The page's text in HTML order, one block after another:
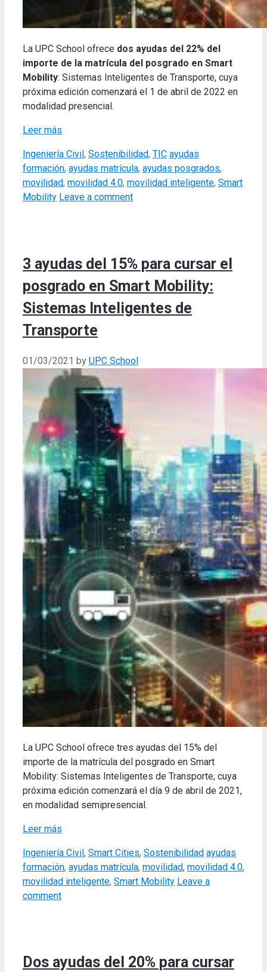
La UPC School ofrece dos ayudas del 22% del
importe de la matrícula del posgrado en Smart
Mobility: Sistemas Inteligentes de Transporte, cuya
próxima edición comenzará el 1 de abril de 2022 en
modalidad presencial.
Leer más
Categories
Ingeniería Civil , Sostenibilidad, TIC Tags
ayudas
formación, ayudas matrícula, ayudas posgrados,
movilidad, movilidad 4.0, movilidad inteligente, Smart
Mobility Leave a comment
3 ayudas del 15% para cursar el
posgrado en Smart Mobility:
Sistemas Inteligentes de
Transporte
01/03/2021 by UPC School
La UPC School ofrece tres ayudas del 15% del
importe de la matrícula del posgrado en Smart
Mobility: Sistemas Inteligentes de Transporte, cuya
próxima edición comenzará el día 9 de abril de 2021,
en modalidad semipresencial.
Leer más
Categories
Ingeniería Civil, Smart Cities, Sostenibilidad Tags
ayudas
formación, ayudas matrícula, movilidad, movilidad 4.0,
movilidad inteligente, Smart Mobility Leave a
comment
Dos ayudas del 20% para cursar